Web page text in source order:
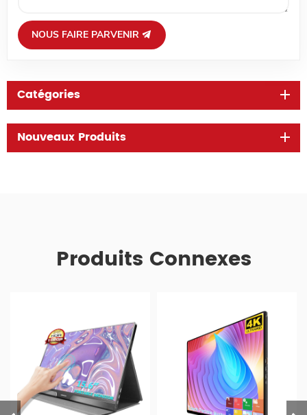
NOUS FAIRE PARVENIR
Catégories
Nouveaux Produits
Produits Connexes